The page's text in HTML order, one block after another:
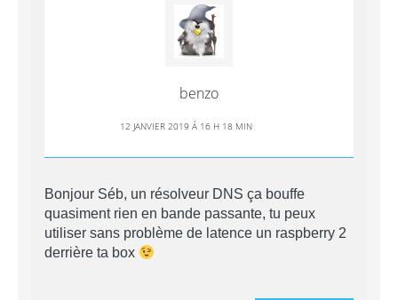
benzo
12 JANVIER 2019 Á 16 H 18 MIN
Bonjour Séb, un résolveur DNS ça bouffe
quasiment rien en bande passante, tu peux
utiliser sans problème de latence un raspberry 2
derrière ta box